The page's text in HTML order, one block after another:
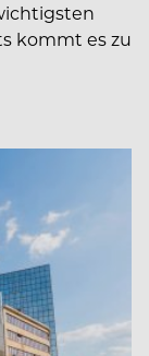
kommt es zu